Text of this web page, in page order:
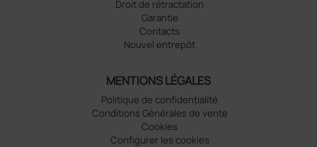
Droit de rétractation
Garantie
Contacts
Nouvel entrepôt
MENTIONS LÉGALES
Politique de confidentialité
Conditions Générales de vente
Cookies
Configurer les cookies